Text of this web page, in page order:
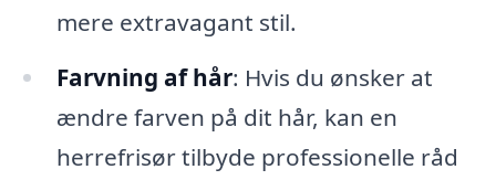
mere extravagant stil.
Farvning af hår: Hvis du ønsker at
ændre farven på dit hår, kan en
herrefrisør tilbyde professionelle råd